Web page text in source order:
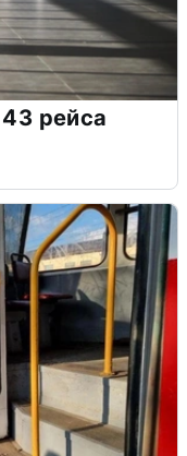
рейса